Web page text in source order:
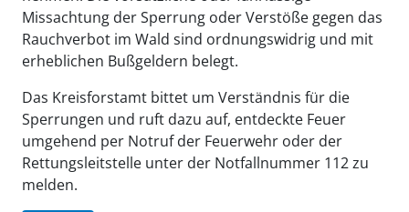
Missachtung der Sperrung oder Verstöße gegen das
Rauchverbot im Wald sind ordnungswidrig und mit
erheblichen Bußgeldern belegt.
Das Kreisforstamt bittet um Verständnis für die
Sperrungen und ruft dazu auf, entdeckte Feuer
umgehend per Notruf der Feuerwehr oder der
Rettungsleitstelle unter der Notfallnummer 112 zu
melden.